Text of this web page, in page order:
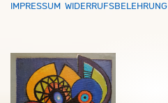
IMPRESSUM WIDERRUFSBELEHRUNG